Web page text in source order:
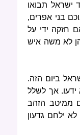
ישראל תבואו
בני אפרים,
חזקה ידי על
הן לא משה איש
ביום הזה.
ידעו. אך לשלל
ממיטב הזהב
ילחם גדעון